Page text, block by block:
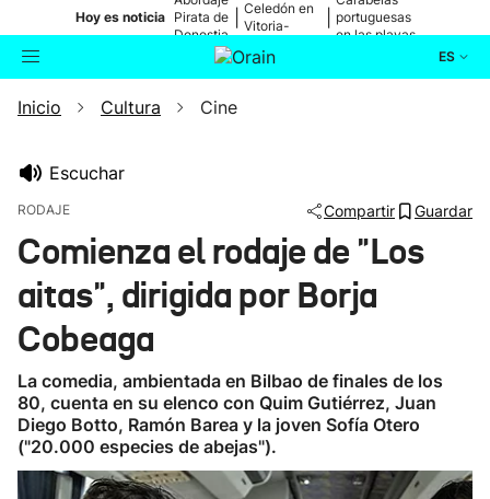
Hoy es noticia Pirata de
Donostia
Celedón en
Vitoria-
portuguesas
en las playas
ES
Buscador Actualidad
Ikusmiran
Inicio Cultura Cine
Escuchar
RODAJE Compartir Guardar
Comienza el rodaje de "Los
aitas", dirigida por Borja
Cobeaga
La comedia, ambientada en Bilbao de finales de los
80, cuenta en su elenco con Quim Gutiérrez, Juan
Diego Botto, Ramón Barea y la joven Sofía Otero
("20.000 especies de abejas").